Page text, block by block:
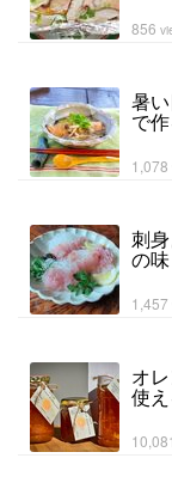
856
暑
で
1,078
刺
の
1,457
オ
使
10,081